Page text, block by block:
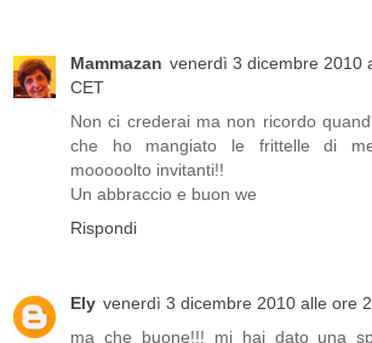
Mammazan venerdì 3 dicembre 2010
CET
Non ci crederai ma non ricordo
che ho mangiato le frittelle di
mooooolto invitanti!!
Un abbraccio e buon we
Rispondi
Ely venerdì 3 dicembre 2010 alle ore
ma che buone!!! mi hai dato una